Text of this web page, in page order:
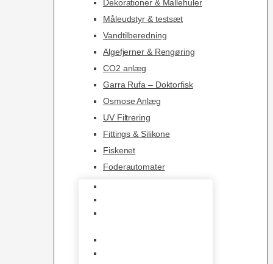
Dekorationer & Mallehuler
Måleudstyr & testsæt
Vandtilberedning
Algefjerner & Rengøring
CO2 anlæg
Garra Rufa – Doktorfisk
Osmose Anlæg
UV Filtrering
Fittings & Silikone
Fiskenet
Foderautomater